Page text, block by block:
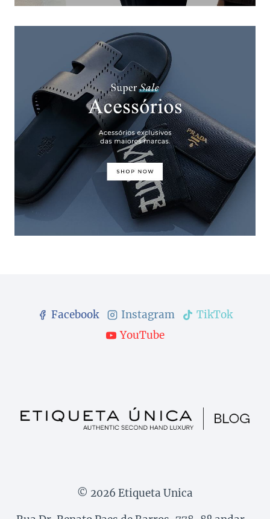
Facebook Instagram
TikTok
YouTube
© 2026 Etiqueta Unica